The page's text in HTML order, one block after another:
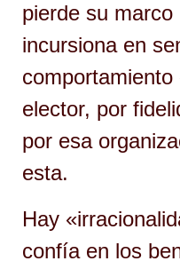
pierde su
incursiona en
elector, por
por esa
esta.
Hay
confía en los